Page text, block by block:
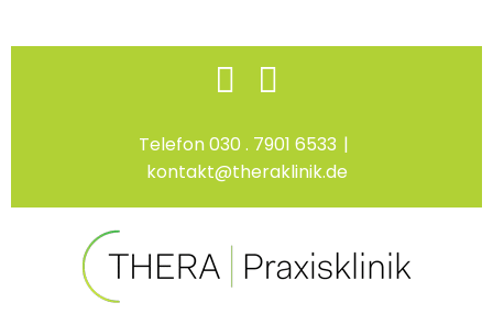
Skip
Facebook
Telefon 030 . 7901 6533 |
kontakt@theraklinik.de